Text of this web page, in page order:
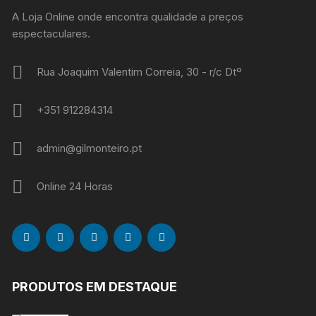
A Loja Online onde encontra qualidade a preços
espectaculares.
Rua Joaquim Valentim Correia, 30 - r/c Dtº
+351 912284314
admin@gilmonteiro.pt
Online 24 Horas
PRODUTOS EM DESTAQUE